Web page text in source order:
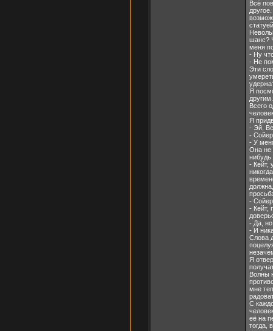
Всё
шанс?
меня
- Ну
- Не
Эти
Я
Всего
Я
- Эй,
-
- У
Она не
- Кейт,
-
- Кейт,
- Да,
- И
Слова
Я
Волны
мне
С
её на
тогда,